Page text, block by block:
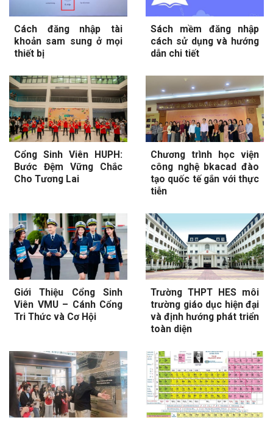
Cách đăng nhập tài
khoản sam sung ở mọi
thiết bị
Sách mềm đăng nhập
cách sử dụng và hướng
dẫn chi tiết
Cổng Sinh Viên HUPH:
Bước Đệm Vững Chắc
Cho Tương Lai
Chương trình học viện
công nghệ bkacad đào
tạo quốc tế gắn với thực
tiễn
Giới Thiệu Cổng Sinh
Viên VMU – Cánh Cổng
Tri Thức và Cơ Hội
Trường THPT HES môi
trường giáo dục hiện đại
và định hướng phát triển
toàn diện